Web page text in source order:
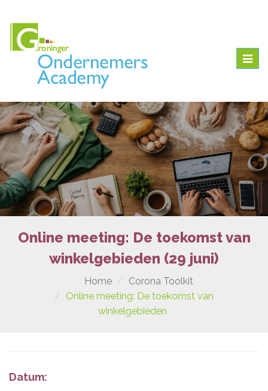
Online meeting: De toekomst van
winkelgebieden (29 juni)
Home
Corona Toolkit
Online meeting: De toekomst van
winkelgebieden
Datum: